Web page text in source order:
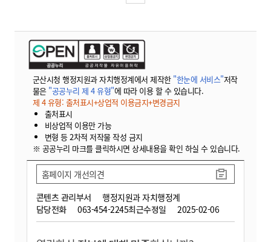
군산시청 행정지원과 자치행정계에서 제작한 "한눈에 서비스"저작
물은 "공공누리 제 4 유형"에 따라 이용 할 수 있습니다.
제 4 유형: 출처표시+상업적 이용금지+변경금지
출처표시
비상업적 이용만 가능
변형 등 2차적 저작물 작성 금지
※ 공공누리 마크를 클릭하시면 상세내용을 확인 하실 수 있습니다.
콘텐츠 관리부서
행정지원과 자치행정계
담당전화
063-454-2245최근수정일 2025-02-06
홈페이지 개선의견